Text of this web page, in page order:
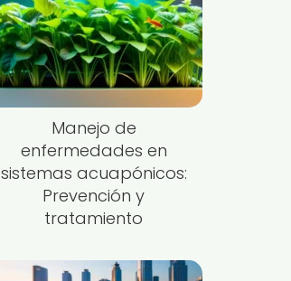
Manejo de
enfermedades en
sistemas acuapónicos:
Prevención y
tratamiento